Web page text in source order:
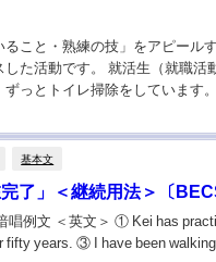
こと・熟練の技」をアピール
た活動です。 就活生（就職活
っとトイレ掃除をしています
が実際に長く続け...
基本文
了」＜継続用法＞〔
唱例文 ＜英文＞ ① Kei has
years. ③ I have been walking